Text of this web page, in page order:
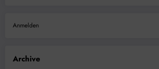
Anmelden
Archive